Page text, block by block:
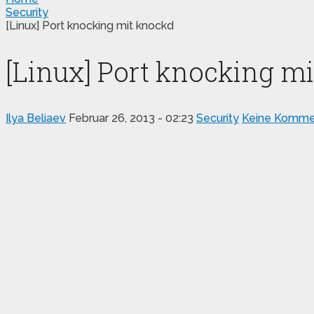
Security
[Linux] Port knocking mit knockd
[Linux] Port knocking
Ilya Beliaev Februar 26, 2013 - 02:23 Security Keine